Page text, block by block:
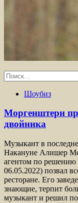
Найти:
Шоубиз
Моргенштерн
двойника
Музыкант в
Накануне Алишер
агентом по
06.05.2022) позвал
ресторане. Его
знающие, терпит
музыкант и решил